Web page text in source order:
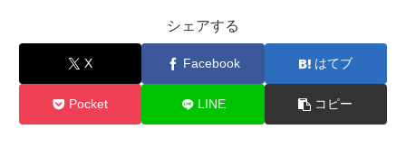
シェアする
X Facebook はてブ
Pocket LINE コピー